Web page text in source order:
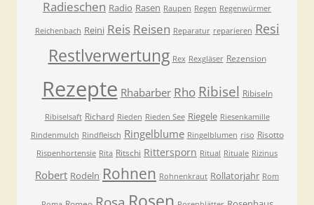
Radieschen Radio Rasen Raupen Regen Regenwürmer
Reichenbach Reini Reis Reisen Reparatur reparieren Resi
Restlverwertung Rex Rexgläser Rezension
Rezepte Rhabarber Rho Ribisel Ribiseln
Ribiselsaft Richard Rieden Rieden See Riegele Riesenkamille
Rindenmulch Rindfleisch Ringelblume Ringelblumen riso Risotto
Rispenhortensie Rita Ritschi Rittersporn Ritual Rituale Rizinus
Robert Rodeln Rohnen Rohnenkraut Rollatorjahr Rom